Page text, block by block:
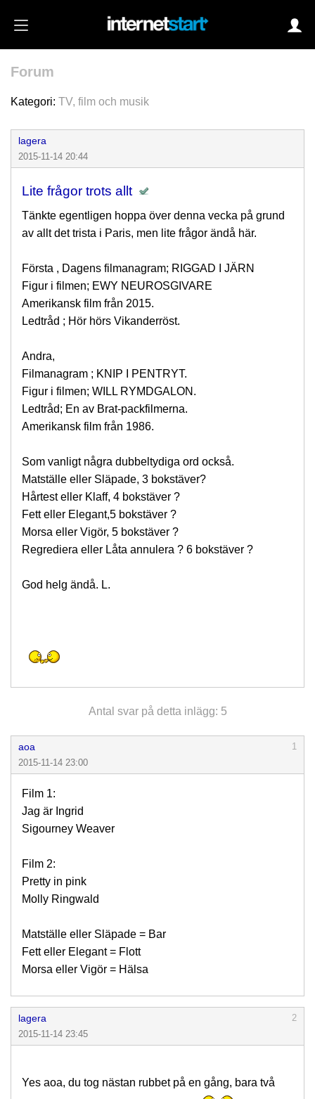
•
Forum
Kategori: TV, film och musik
lagera
2015-11-14 20:44
Lite frågor trots allt
Tänkte egentligen hoppa över denna vecka på grund
av allt det trista i Paris, men lite frågor ändå här.
Första , Dagens filmanagram; RIGGAD I JÄRN
Figur i filmen; EWY NEUROSGIVARE
Amerikansk film från 2015.
Ledtråd ; Hör hörs Vikanderröst.
Andra,
Filmanagram ; KNIP I PENTRYT.
Figur i filmen; WILL RYMDGALON.
Ledtråd; En av Brat-packfilmerna.
Amerikansk film från 1986.
Som vanligt några dubbeltydiga ord också.
Matställe eller Släpade, 3 bokstäver?
Hårtest eller Klaff, 4 bokstäver ?
Fett eller Elegant,5 bokstäver ?
Morsa eller Vigör, 5 bokstäver ?
Regrediera eller Låta annulera ? 6 bokstäver ?
God helg ändå. L.
Antal svar på detta inlägg: 5
aoa
1
2015-11-14 23:00
Film 1:
Jag är Ingrid
Sigourney Weaver
Film 2:
Pretty in pink
Molly Ringwald
Matställe eller Släpade = Bar
Fett eller Elegant = Flott
Morsa eller Vigör = Hälsa
lagera
2
2015-11-14 23:45
Yes aoa, du tog nästan rubbet på en gång, bara två